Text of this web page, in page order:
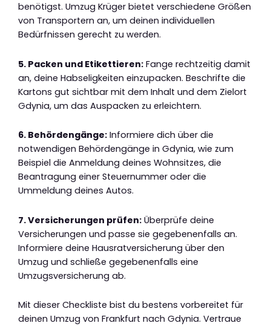
benötigst. Umzug Krüger bietet verschiedene Größen
von Transportern an, um deinen individuellen
Bedürfnissen gerecht zu werden.
5. Packen und Etikettieren: Fange rechtzeitig damit
an, deine Habseligkeiten einzupacken. Beschrifte die
Kartons gut sichtbar mit dem Inhalt und dem Zielort
Gdynia, um das Auspacken zu erleichtern.
6. Behördengänge: Informiere dich über die
notwendigen Behördengänge in Gdynia, wie zum
Beispiel die Anmeldung deines Wohnsitzes, die
Beantragung einer Steuernummer oder die
Ummeldung deines Autos.
7. Versicherungen prüfen: Überprüfe deine
Versicherungen und passe sie gegebenenfalls an.
Informiere deine Hausratversicherung über den
Umzug und schließe gegebenenfalls eine
Umzugsversicherung ab.
Mit dieser Checkliste bist du bestens vorbereitet für
deinen Umzug von Frankfurt nach Gdynia. Vertraue